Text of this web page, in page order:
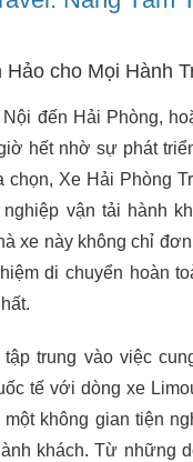
cho Mọi Hành
đến Hải Phòng,
hết nhờ sự phát
chọn, Xe Hải Phòng
vận tải hành
xe này không chỉ
di chuyển hoàn
trung vào việc
tế với dòng xe
một không gian tiện
khách. Từ những